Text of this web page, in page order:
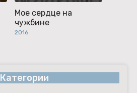
Мое сердце на
чужбине
2016
Категории